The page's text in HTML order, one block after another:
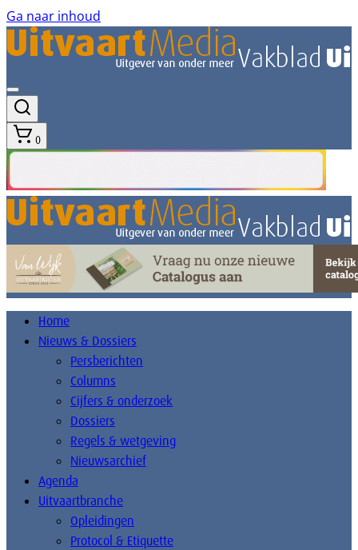
Ga naar inhoud
0
Home
Nieuws & Dossiers
Persberichten
Columns
Cijfers & onderzoek
Dossiers
Regels & wetgeving
Nieuwsarchief
Agenda
Uitvaartbranche
Opleidingen
Protocol & Etiquette